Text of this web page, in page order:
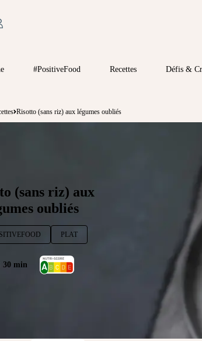
#PositiveFood Recettes Défis &
Risotto (sans riz) aux légumes oubliés
(sans riz) aux
oubliés
PLAT
30 min